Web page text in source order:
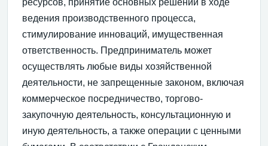
ресурсов, принятие основных решений в ходе
ведения производственного процесса,
стимулирование инноваций, имущественная
ответственность. Предприниматель может
осуществлять любые виды хозяйственной
деятельности, не запрещенные законом, включая
коммерческое посредничество, торгово-
закупочную деятельность, консультационную и
иную деятельность, а также операции с ценными